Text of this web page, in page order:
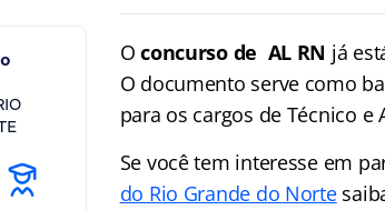
Oconcurso de AL RN já
O documento serve como
para os cargos de Técnico e
Se você tem interesse em
do Rio Grande do Norte